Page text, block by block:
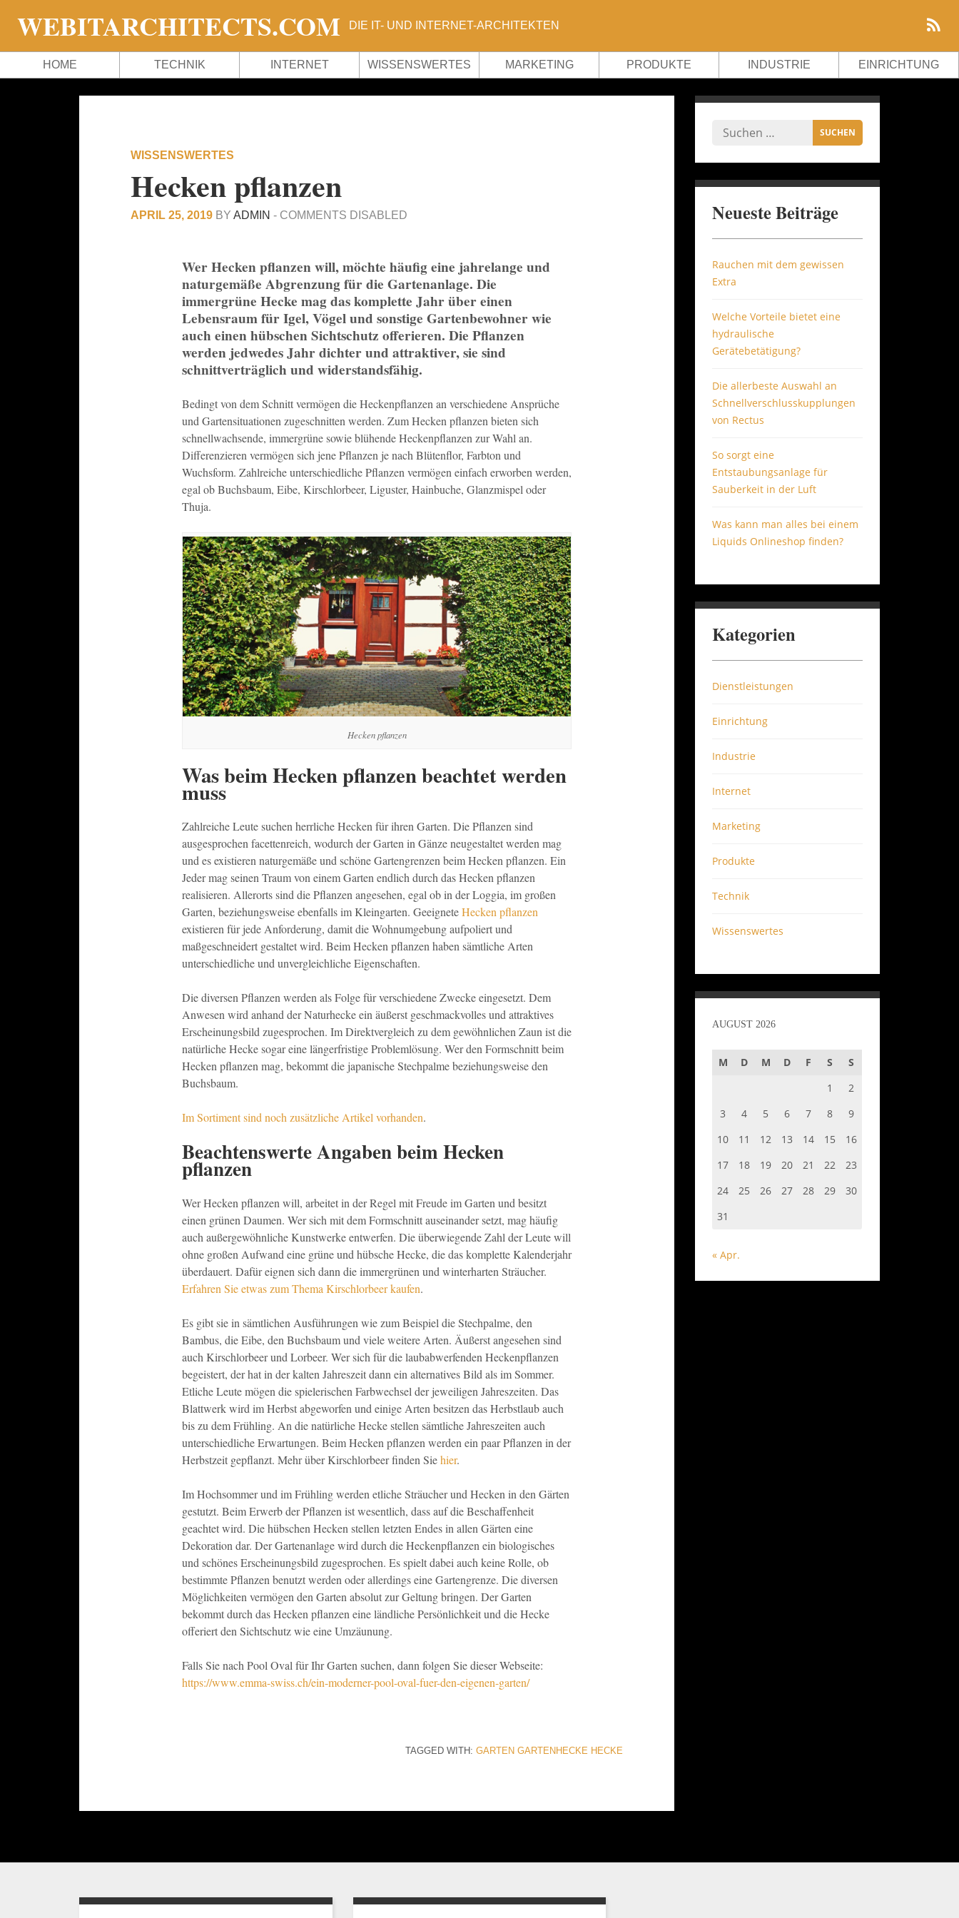
WEBITARCHITECTS.COM DIE IT- UND INTERNET-ARCHITEKTEN
HOME TECHNIK INTERNET WISSENSWERTES MARKETING PRODUKTE INDUSTRIE EINRICHTUNG
WISSENSWERTES
Hecken pflanzen
APRIL 25, 2019 BY ADMIN - COMMENTS DISABLED
Wer Hecken pflanzen will, möchte häufig eine jahrelange und
naturgemäße Abgrenzung für die Gartenanlage. Die
immergrüne Hecke mag das komplette Jahr über einen
Lebensraum für Igel, Vögel und sonstige Gartenbewohner wie
auch einen hübschen Sichtschutz offerieren. Die Pflanzen
werden jedwedes Jahr dichter und attraktiver, sie sind
schnittverträglich und widerstandsfähig.
Bedingt von dem Schnitt vermögen die Heckenpflanzen an verschiedene Ansprüche
und Gartensituationen zugeschnitten werden. Zum Hecken pflanzen bieten sich
schnellwachsende, immergrüne sowie blühende Heckenpflanzen zur Wahl an.
Differenzieren vermögen sich jene Pflanzen je nach Blütenflor, Farbton und
Wuchsform. Zahlreiche unterschiedliche Pflanzen vermögen einfach erworben werden,
egal ob Buchsbaum, Eibe, Kirschlorbeer, Liguster, Hainbuche, Glanzmispel oder
Thuja.
Hecken pflanzen
Was beim Hecken pflanzen beachtet werden
muss
Zahlreiche Leute suchen herrliche Hecken für ihren Garten. Die Pflanzen sind
ausgesprochen facettenreich, wodurch der Garten in Gänze neugestaltet werden mag
und es existieren naturgemäße und schöne Gartengrenzen beim Hecken pflanzen. Ein
Jeder mag seinen Traum von einem Garten endlich durch das Hecken pflanzen
realisieren. Allerorts sind die Pflanzen angesehen, egal ob in der Loggia, im großen
Garten, beziehungsweise ebenfalls im Kleingarten. GeeigneteHecken pflanzen
existieren für jede Anforderung, damit die Wohnumgebung aufpoliert und
maßgeschneidert gestaltet wird. Beim Hecken pflanzen haben sämtliche Arten
unterschiedliche und unvergleichliche Eigenschaften.
Die diversen Pflanzen werden als Folge für verschiedene Zwecke eingesetzt. Dem
Anwesen wird anhand der Naturhecke ein äußerst geschmackvolles und attraktives
Erscheinungsbild zugesprochen. Im Direktvergleich zu dem gewöhnlichen Zaun ist die
natürliche Hecke sogar eine längerfristige Problemlösung. Wer den Formschnitt beim
Hecken pflanzen mag, bekommt die japanische Stechpalme beziehungsweise den
Buchsbaum.
Im Sortiment sind noch zusätzliche Artikel vorhanden.
Beachtenswerte Angaben beim Hecken
pflanzen
Wer Hecken pflanzen will, arbeitet in der Regel mit Freude im Garten und besitzt
einen grünen Daumen. Wer sich mit dem Formschnitt auseinander setzt, mag häufig
auch außergewöhnliche Kunstwerke entwerfen. Die überwiegende Zahl der Leute will
ohne großen Aufwand eine grüne und hübsche Hecke, die das komplette Kalenderjahr
überdauert. Dafür eignen sich dann die immergrünen und winterharten Sträucher.
Erfahren Sie etwas zum Thema Kirschlorbeer kaufen.
Es gibt sie in sämtlichen Ausführungen wie zum Beispiel die Stechpalme, den
Bambus, die Eibe, den Buchsbaum und viele weitere Arten. Äußerst angesehen sind
auch Kirschlorbeer und Lorbeer. Wer sich für die laubabwerfenden Heckenpflanzen
begeistert, der hat in der kalten Jahreszeit dann ein alternatives Bild als im Sommer.
Etliche Leute mögen die spielerischen Farbwechsel der jeweiligen Jahreszeiten. Das
Blattwerk wird im Herbst abgeworfen und einige Arten besitzen das Herbstlaub auch
bis zu dem Frühling. An die natürliche Hecke stellen sämtliche Jahreszeiten auch
unterschiedliche Erwartungen. Beim Hecken pflanzen werden ein paar Pflanzen in der
Herbstzeit gepflanzt. Mehr über Kirschlorbeer finden Siehier.
Im Hochsommer und im Frühling werden etliche Sträucher und Hecken in den Gärten
gestutzt. Beim Erwerb der Pflanzen ist wesentlich, dass auf die Beschaffenheit
geachtet wird. Die hübschen Hecken stellen letzten Endes in allen Gärten eine
Dekoration dar. Der Gartenanlage wird durch die Heckenpflanzen ein biologisches
und schönes Erscheinungsbild zugesprochen. Es spielt dabei auch keine Rolle, ob
bestimmte Pflanzen benutzt werden oder allerdings eine Gartengrenze. Die diversen
Möglichkeiten vermögen den Garten absolut zur Geltung bringen. Der Garten
bekommt durch das Hecken pflanzen eine ländliche Persönlichkeit und die Hecke
offeriert den Sichtschutz wie eine Umzäunung.
Falls Sie nach Pool Oval für Ihr Garten suchen, dann folgen Sie dieser Webseite:
https://www.emma-swiss.ch/ein-moderner-pool-oval-fuer-den-eigenen-garten/
TAGGED WITH:GARTEN GARTENHECKE HECKE
Neueste Beiträge
Rauchen mit dem gewissen
Extra
Welche Vorteile bietet eine
hydraulische
Gerätebetätigung?
Die allerbeste Auswahl an
Schnellverschlusskupplungen
von Rectus
So sorgt eine
Entstaubungsanlage für
Sauberkeit in der Luft
Was kann man alles bei einem
Liquids Onlineshop finden?
Kategorien
Dienstleistungen
Einrichtung
Industrie
Internet
Marketing
Produkte
Technik
Wissenswertes
AUGUST 2026
M D M D F S
S
1
2
3
4 5 6 7 8
9
10
11 12 13 14 15
16
17
18 19 20 21 22
23
24
25 26 27 28 29
30
31
« Apr.